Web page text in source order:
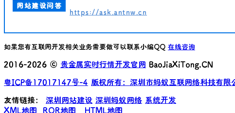
网站建设问答
https://ask.antnw.cn
如果您有互联网开发相关业务需要做可以联系小编QQ 在线咨询
2016-2026 © 贵金属实时行情开发官网 BaoJiaXiTong.CN
粤ICP备17017147号-4 版权所有：深圳市蚂蚁互联网络科技有限
友情链接： 深圳网站建设 深圳蚂蚁网络 系统开发
XML地图
ROR地图 HTML地图